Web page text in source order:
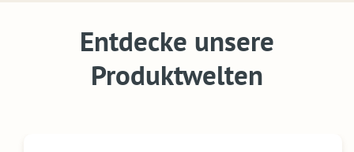
Entdecke unsere
Produktwelten